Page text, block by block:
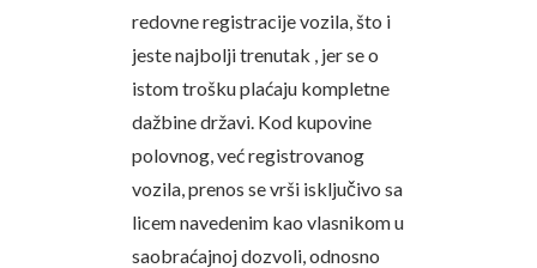
redovne registracije vozila, što i
jeste najbolji trenutak , jer se o
istom trošku plaćaju kompletne
dažbine državi. Kod kupovine
polovnog, već registrovanog
vozila, prenos se vrši isključivo sa
licem navedenim kao vlasnikom u
saobraćajnoj dozvoli, odnosno